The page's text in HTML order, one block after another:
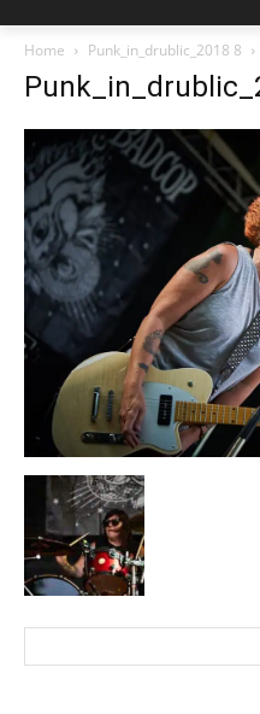
Home Punk_in_drublic_2018 8